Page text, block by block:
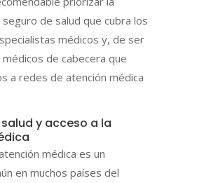
seguro de salud que cubra los
médicos y, de ser
de cabecera que
a redes de atención médica
y acceso a la
médica es un
en muchos países del